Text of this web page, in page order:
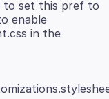
to set this pref to
enable
in the